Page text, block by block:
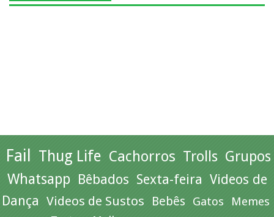
Fail Thug Life Cachorros Trolls Grupos
Whatsapp Bêbados Sexta-feira Videos de
Dança Videos de Sustos Bebês Gatos Memes